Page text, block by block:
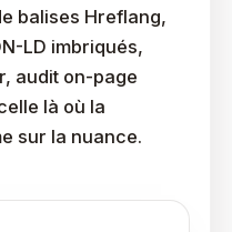
balises Hreflang,
LD imbriqués,
audit on-page
là où la
sur la nuance.